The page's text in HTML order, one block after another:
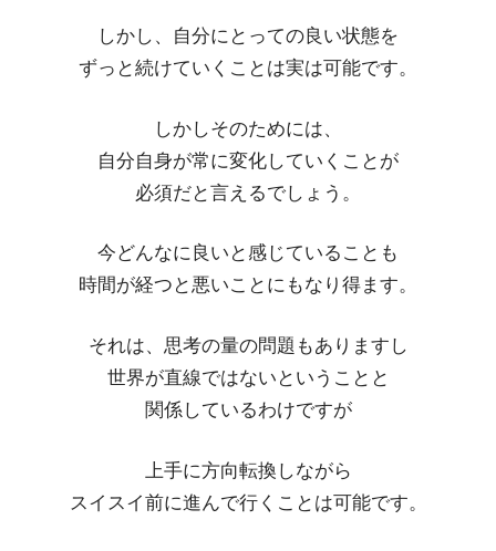
しかし、自分にとっての良い状態を
ずっと続けていくことは実は可能です。
しかしそのためには、
自分自身が常に変化していくことが
必須だと言えるでしょう。
今どんなに良いと感じていることも
時間が経つと悪いことにもなり得ます。
それは、思考の量の問題もありますし
世界が直線ではないということと
関係しているわけですが
上手に方向転換しながら
スイスイ前に進んで行くことは可能です。